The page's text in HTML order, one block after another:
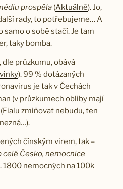
prospěla (Aktuálně). Jo,
rady, to potřebujeme… A
samo o sobě stačí. Je tam
taky bomba.
průzkumu, obává
). 99 % dotázaných
je tak v Čechách
(v průzkumech obliby mají
zmiňovat nebudu, ten
čínským virem, tak –
Česko, nemocnice
1800 nemocných na 100k